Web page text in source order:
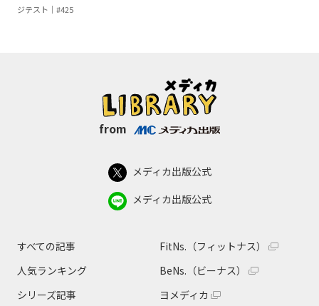
ジテスト｜#425
from
メディカ出版公式
メディカ出版公式
すべての記事
人気ランキング
シリーズ記事
FitNs.（フィットナス）
BeNs.（ビーナス）
ヨメディカ